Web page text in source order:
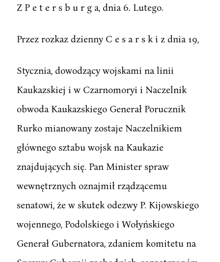
Z P e t e r s b u r g a, dnia 6. Lutego.
Przez rozkaz dzienny C e s a r s k i z dnia 19,
Stycznia, dowodzący wojskami na linii
Kaukazskiej i w Czarnomoryi i Naczelnik
obwoda Kaukazskiego Generał Porucznik
Rurko mianowany zostaje Naczelnikiem
głównego sztabu wojsk na Kaukazie
znajdujących się. Pan Minister spraw
wewnętrznych oznajmił rządzącemu
senatowi, że w skutek odezwy P. Kijowskiego
wojennego, Podolskiego i Wołyńskiego
Generał Gubernatora, zdaniem komitetu na